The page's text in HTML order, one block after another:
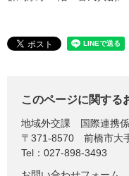
このページに関する
地域外交課
国際連携係
〒371-8570
前橋市大
Tel：027-898-3493